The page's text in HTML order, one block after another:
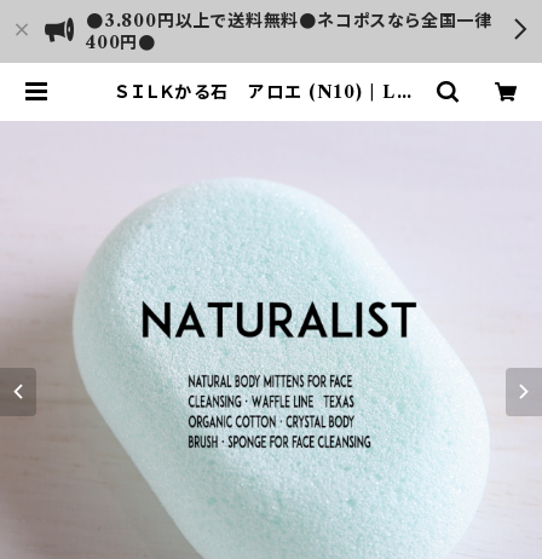
●3.800円以上で送料無料●ネコポスなら全国一律
400円●
ＳＩＬＫかる石 アロエ (N10) | LUS